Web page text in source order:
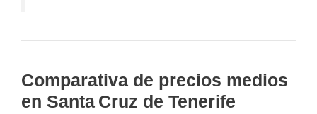
Comparativa de precios medios
en Santa Cruz de Tenerife